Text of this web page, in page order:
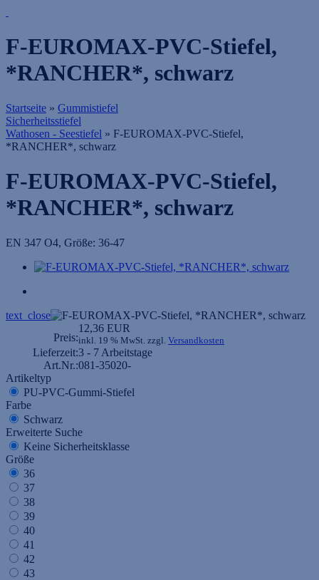
F-EUROMAX-PVC-Stiefel,
*RANCHER*, schwarz
Startseite » Gummistiefel
Sicherheitsstiefel
Wathosen - Seestiefel » F-EUROMAX-PVC-Stiefel,
*RANCHER*, schwarz
F-EUROMAX-PVC-Stiefel,
*RANCHER*, schwarz
EN 347 O4, Größe: 36-47
text_close
Preis:
12,36 EUR
inkl. 19 % MwSt. zzgl. Versandkosten
Lieferzeit:3 - 7 Arbeitstage
Art.Nr.:081-35020-
Artikeltyp
PU-PVC-Gummi-Stiefel
Farbe
Schwarz
Erweiterte Suche
Keine Sicherheitsklasse
Größe
36
37
38
39
40
41
42
43